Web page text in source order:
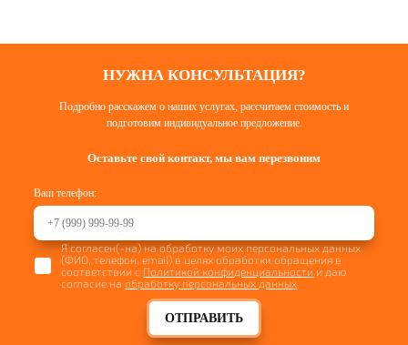
НУЖНА КОНСУЛЬТАЦИЯ?
Подробно расскажем о наших услугах, рассчитаем стоимость и
подготовим индивидуальное предложение.
Оставьте свой контакт, мы вам перезвоним
Ваш телефон:
ОТПРАВИТЬ
Я согласен(-на) на обработку моих персональных данных
(ФИО, телефон, email) в целях обработки обращения в
соответствии с Политикой конфиденциальности и даю
согласие наобработку персональных данных